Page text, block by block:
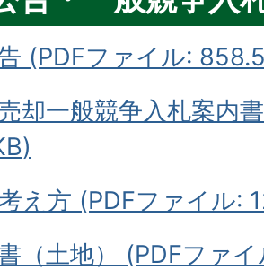
(PDFファイル:
却一般競争入札案内
え方 (PDFファイル:
（土地） (PDFファ